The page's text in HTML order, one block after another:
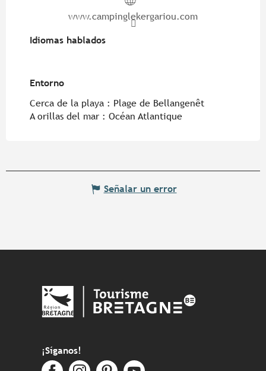
www.campinglekergariou.com
Idiomas hablados
Idiomas hablados
Entorno
Entorno
Cerca de la playa : Plage de Bellangenêt
A orillas del mar : Océan Atlantique
Señalar un error
¡Síganos!